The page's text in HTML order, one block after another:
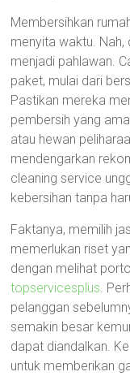
Membersihkan
menyita waktu. Nah,
menjadi pahlawan.
paket, mulai dari
Pastikan mereka
pembersih yang
atau hewan
mendengarkan
cleaning service
kebersihan tanpa
Faktanya, memilih
memerlukan riset
dengan melihat
topservicesplus.
pelanggan
semakin besar
dapat diandalkan.
untuk memberikan